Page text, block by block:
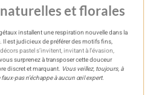
et florales
installent une respiration nouvelle dans la
est judicieux de préférer des motifs fins,
pastel s’invitent, invitant à l’évasion,
surprenez à transposer cette douceur
discret et marquant. Vous veillez, toujours, à
pas n’échappe à aucun œil expert.